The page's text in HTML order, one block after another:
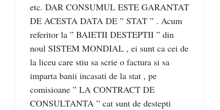
etc. DAR CONSUMUL ESTE GARANTAT
DE ACESTA DATA DE ” STAT ” . Acum
referitor la ” BAIETII DESTEPTII ” din
noul SISTEM MONDIAL , ei sunt ca cei de
la liceu care stiu sa scrie o factura si sa
imparta banii incasati de la stat , pe
comisioane ” LA CONTRACT DE
CONSULTANTA ” cat sunt de destepti